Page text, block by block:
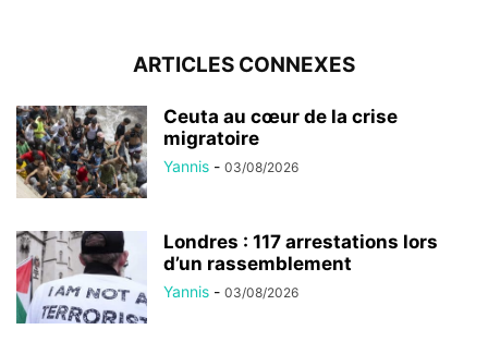
ARTICLES CONNEXES
Ceuta au cœur de la crise
migratoire
Yannis - 03/08/2026
Londres : 117 arrestations lors
d’un rassemblement
Yannis - 03/08/2026